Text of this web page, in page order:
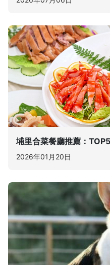
埔里合菜餐廳推薦：
2026年01月20日